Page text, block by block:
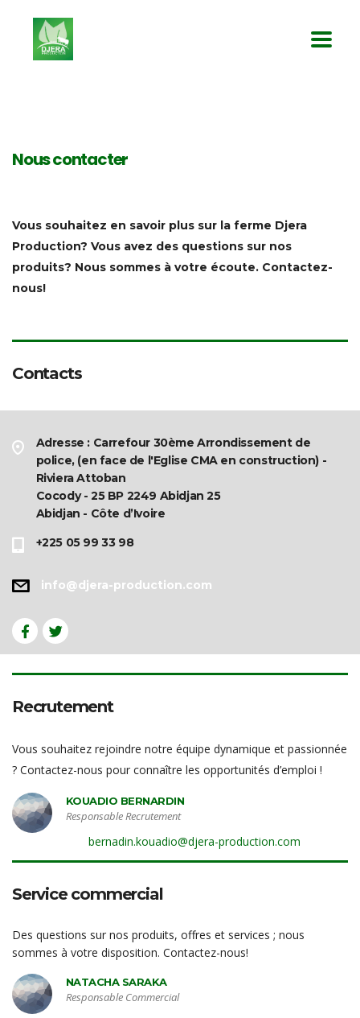
Nous contacter
Vous souhaitez en savoir plus sur la ferme Djera
Production? Vous avez des questions sur nos
produits? Nous sommes à votre écoute. Contactez-
nous!
Contacts
Adresse : Carrefour 30ème Arrondissement de
police, (en face de l'Eglise CMA en construction) -
Riviera Attoban
Cocody - 25 BP 2249 Abidjan 25
Abidjan - Côte d’Ivoire
+225 05 99 33 98
info@djera-production.com
Recrutement
Vous souhaitez rejoindre notre équipe dynamique et passionnée
? Contactez-nous pour connaître les opportunités d’emploi !
KOUADIO BERNARDIN
Responsable Recrutement
bernadin.kouadio@djera-production.com
Service commercial
Des questions sur nos produits, offres et services ; nous
sommes à votre disposition. Contactez-nous!
NATACHA SARAKA
Responsable Commercial